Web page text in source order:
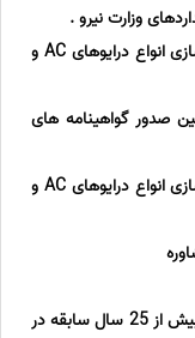
وزارت نیرو .
نصب و راه اندازی ، عیب یابی ، تعمیرات و بازسازی انواع درایوهای AC و
صدور گواهینامه های
نصب و راه اندازی ، عیب یابی ، تعمیرات و بازسازی انواع درایوهای AC و
شرکت فنی و مهندسی سورنا صنعت بیستون با بیش از 25 سال سابقه در